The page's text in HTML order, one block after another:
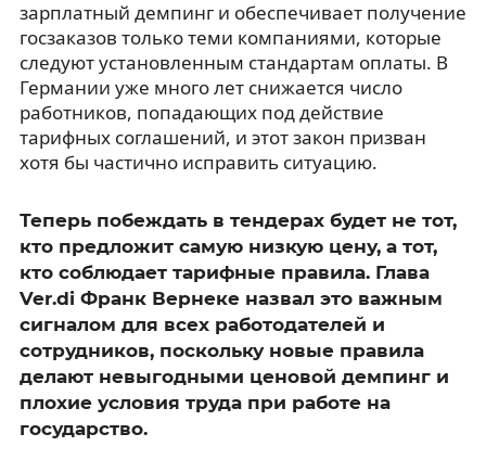
зарплатный демпинг и обеспечивает получение
госзаказов только теми компаниями, которые
следуют установленным стандартам оплаты. В
Германии уже много лет снижается число
работников, попадающих под действие
тарифных соглашений, и этот закон призван
хотя бы частично исправить ситуацию.
Теперь побеждать в тендерах будет не тот,
кто предложит самую низкую цену, а тот,
кто соблюдает тарифные правила. Глава
Ver.di Франк Вернеке назвал это важным
сигналом для всех работодателей и
сотрудников, поскольку новые правила
делают невыгодными ценовой демпинг и
плохие условия труда при работе на
государство.